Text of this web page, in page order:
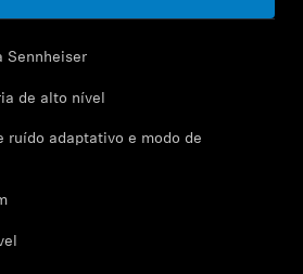
Sennheiser
de alto nível
ruído adaptativo e modo de